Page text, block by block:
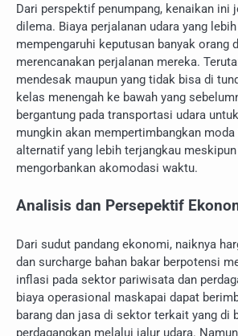
Dari perspektif penumpang, kenaikan ini
dilema. Biaya perjalanan udara yang
mempengaruhi keputusan banyak orang
merencanakan perjalanan mereka.
mendesak maupun yang tidak bisa di
kelas menengah ke bawah yang
bergantung pada transportasi udara
mungkin akan mempertimbangkan
alternatif yang lebih terjangkau meskipun
mengorbankan akomodasi waktu.
Analisis dan Persepektif
Dari sudut pandang ekonomi, naiknya
dan surcharge bahan bakar berpotensi
inflasi pada sektor pariwisata dan
biaya operasional maskapai dapat
barang dan jasa di sektor terkait yang di
perdagangkan melalui jalur udara.